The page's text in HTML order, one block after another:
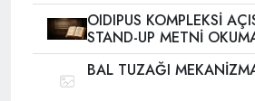
OIDIPUS KOMPLEKSİ
STAND-UP METNİ
BAL TUZAĞI